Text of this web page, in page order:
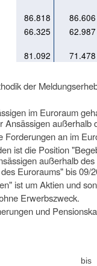
86.818 86.606
66.325 62.987
81.092 71.478
der
im Euroraum
Ansässigen außerhalb
Forderungen an im
ist die Position
außerhalb
Euroraums" bis 09/
ist um Aktien und
Erwerbszweck.
und
bis